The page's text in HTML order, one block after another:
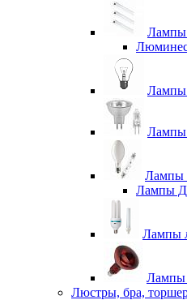
Лампы
Лампы
Лампы
Лампы
Лампы
Лампы
Лампы
Люстры, бра,